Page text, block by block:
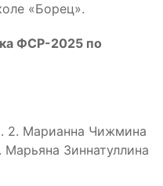
«Борец».
ФСР-2025 по
2. Марианна Чижмина
Зиннатуллина